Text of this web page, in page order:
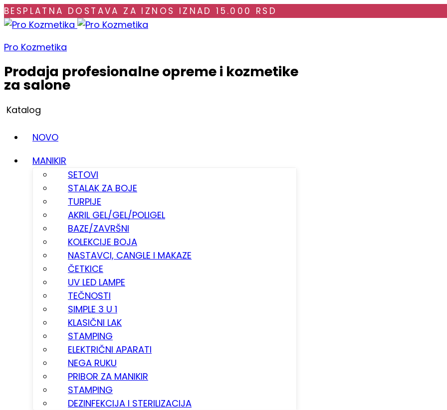
BESPLATNA DOSTAVA ZA IZNOS IZNAD 15.000 RSD
Pro Kozmetika
Prodaja profesionalne opreme i kozmetike
za salone
Katalog
NOVO
MANIKIR
SETOVI
STALAK ZA BOJE
TURPIJE
AKRIL GEL/GEL/POLIGEL
BAZE/ZAVRŠNI
KOLEKCIJE BOJA
NASTAVCI, CANGLE I MAKAZE
ČETKICE
UV LED LAMPE
TEČNOSTI
SIMPLE 3 U 1
KLASIČNI LAK
STAMPING
ELEKTRIČNI APARATI
NEGA RUKU
PRIBOR ZA MANIKIR
STAMPING
DEZINFEKCIJA I STERILIZACIJA